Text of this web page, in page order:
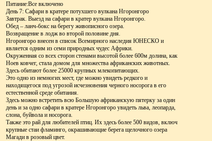
Питание:Все включено
День 7: Сафари в кратере потухшего вулкана Нгоронгоро
Завтрак. Выезд на сафари в кратер вулкана Нгоронгоро.
Обед – ланч-бокс на берегу живописного озера.
Возвращение в лодж во второй половине дня.
Нгоронгоро внесен в список Всемирного наследия ЮНЕСКО и
является одним из семи природных чудес Африки.
Окруженная со всех сторон стенами высотой более 600м долина, как
Ноев ковчег, стала домом для множества африканских животных.
Здесь обитают более 25000 крупных млекопитающих.
Это одно из немногих мест, где можно увидеть редкого и
находящегося под угрозой исчезновения черного носорога в его
естественной среде обитания.
Здесь можно встретить всю Большую африканскую пятерку за один
день и за одно сафари в кратере Нгоронгоро увидеть льва, леопарда,
слона, буйвола и носорога.
Также это рай для любителей птиц. Их здесь более 500 видов, включая
крупные стаи фламинго, окрашивающие берега щелочного озера
Магади в розовый цвет.